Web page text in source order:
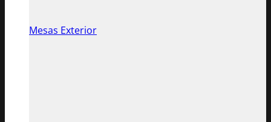
Mesas Exterior